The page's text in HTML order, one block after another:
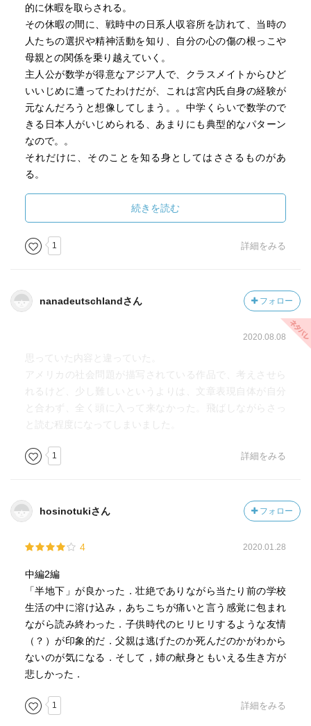
的に休暇を取らされる。
その休暇の間に、戦時中の日系人収容所を訪れて、当時の
人たちの選択や精神活動を知り、自分の心の傷の根っこや
母親との関係を乗り越えていく。
主人公が数学が得意なアジア人で、クラスメイトからひど
いいじめに遭ってたわけだが、これは宮内氏自身の経験が
元なんだろうと想像してしまう。。中学くらいで数学ので
きる日本人がいじめられる、あまりにも典型的なパターン
なので。。
それだけに、そのことを知る身としてはささるものがあ
る。
が軸である、と寄りきれない場合の難しさよ .....
半地下、はもっと過酷な設定。
不法移民の幼い姉弟が NY の低所得者層が住む地域で生き
NY に自分たちを連れてきた父はいない。
これも、父親が少しも家庭に関与しない日本人的な設定
幼くて右も左もわからないのに、ぽんっと言葉もわからな
い学校（社会）に放り込まれる心ボソさ ...
どちらも言葉数も少なめで、情景描写なども薄い。
もっと書き込んでくれたらと思うのだが、空気感だけはピ
ンと伝わってくる。
続きを読む
1 詳細をみる
nanadeutschlandさん フォロー
2020.08.08
思っていた内容と違っていた。
アメリカの社会問題が描写されている作品で、考えさせら
れるけど、少し難しいというよりは、文章表現自体が自分
と合わず、全く頭に入って来なかった。飛ばしながらさっ
と読む程度になってしまいました。
1 詳細をみる
hosinotukiさん フォロー
4 2020.01.28
中編2編
「半地下」が良かった．壮絶でありながら当たり前の学校
生活の中に溶け込み，あちこちが痛いと言う感覚に包まれ
ながら読み終わった．子供時代のヒリヒリするような友情
（？）が印象的だ．父親は逃げたのか死んだのかがわから
ないのが気になる．そして，姉の献身ともいえる生き方が
悲しかった．
1 詳細をみる